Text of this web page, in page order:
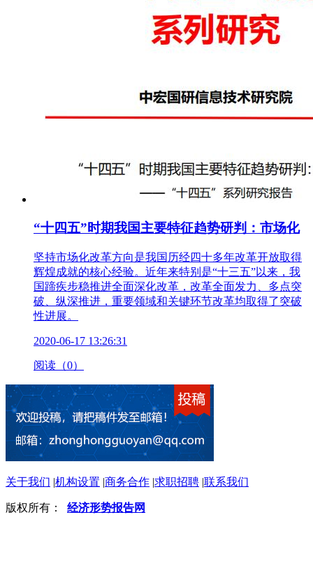
“十四五”时期我国主要特征趋势研判：市场化
坚持市场化改革方向是我国历经四十多年改革开放取得
辉煌成就的核心经验。近年来特别是“十三五”以来，我
国蹄疾步稳推进全面深化改革，改革全面发力、多点突
破、纵深推进，重要领域和关键环节改革均取得了突破
性进展。
2020-06-17 13:26:31
阅读（0）
关于我们 |机构设置 |商务合作 |求职招聘 |联系我们
版权所有： 经济形势报告网